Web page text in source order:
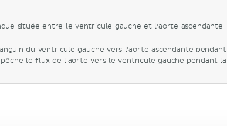
située entre le ventricule gauche et l'aorte ascendante
du ventricule gauche vers l'aorte ascendante pendant
le flux de l'aorte vers le ventricule gauche pendant la